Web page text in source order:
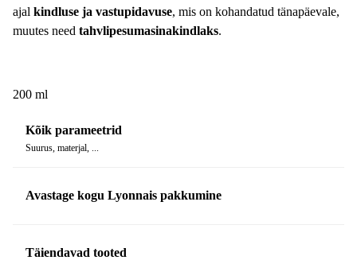
ajal kindluse ja vastupidavuse, mis on kohandatud tänapäevale,
muutes need tahvlipesumasinakindlaks.
200 ml
Kõik parameetrid
Suurus, materjal, ...
Avastage kogu Lyonnais pakkumine
Täiendavad tooted